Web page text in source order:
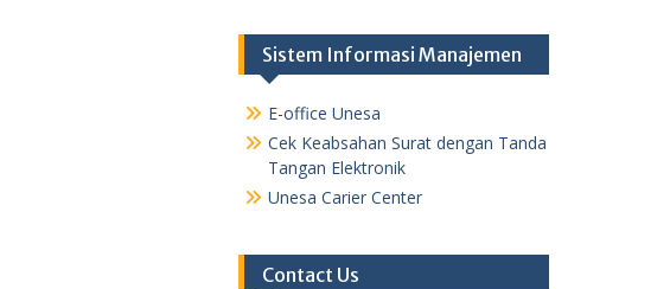
Sistem Informasi Manajemen
E-office Unesa
Cek Keabsahan Surat dengan Tanda
Tangan Elektronik
Unesa Carier Center
Contact Us